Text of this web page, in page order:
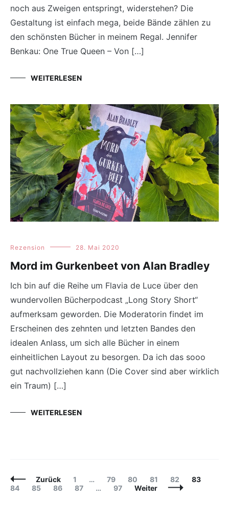
noch aus Zweigen entspringt, widerstehen? Die
Gestaltung ist einfach mega, beide Bände zählen zu
den schönsten Bücher in meinem Regal. Jennifer
Benkau: One True Queen – Von […]
WEITERLESEN
Rezension 28. Mai 2020
Mord im Gurkenbeet von Alan Bradley
Ich bin auf die Reihe um Flavia de Luce über den
wundervollen Bücherpodcast „Long Story Short“
aufmerksam geworden. Die Moderatorin findet im
Erscheinen des zehnten und letzten Bandes den
idealen Anlass, um sich alle Bücher in einem
einheitlichen Layout zu besorgen. Da ich das sooo
gut nachvollziehen kann (Die Cover sind aber wirklich
ein Traum) […]
WEITERLESEN
Beitragsnavigation
Zurück Seite
1 … Seite
79 Seite
80 Seite
81 Seite
82 Seite
83
84
Seite
85 Seite
86 Seite
87 … Seite
97 Weiter